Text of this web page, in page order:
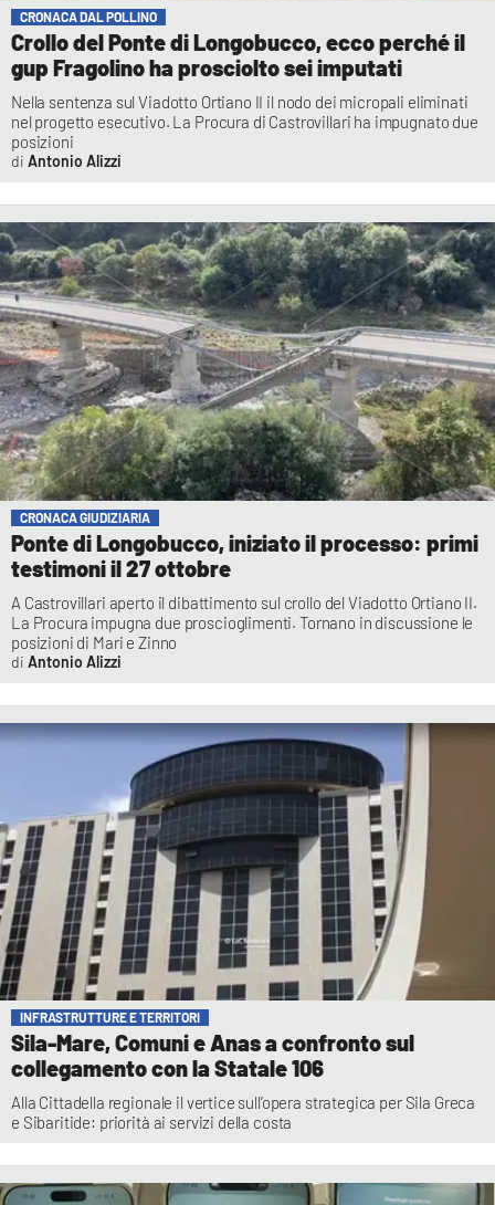
CRONACA DAL POLLINO
Crollo del Ponte di Longobucco, ecco perché il
gup Fragolino ha prosciolto sei imputati
Nella sentenza sul Viadotto Ortiano II il nodo dei micropali eliminati
nel progetto esecutivo. La Procura di Castrovillari ha impugnato due
posizioni
Antonio Alizzi
CRONACA GIUDIZIARIA
Ponte di Longobucco, iniziato il processo: primi
testimoni il 27 ottobre
A Castrovillari aperto il dibattimento sul crollo del Viadotto Ortiano II.
La Procura impugna due proscioglimenti. Tornano in discussione le
posizioni di Mari e Zinno
Antonio Alizzi
INFRASTRUTTURE E TERRITORI
Sila-Mare, Comuni e Anas a confronto sul
collegamento con la Statale 106
Alla Cittadella regionale il vertice sull’opera strategica per Sila Greca
e Sibaritide: priorità ai servizi della costa